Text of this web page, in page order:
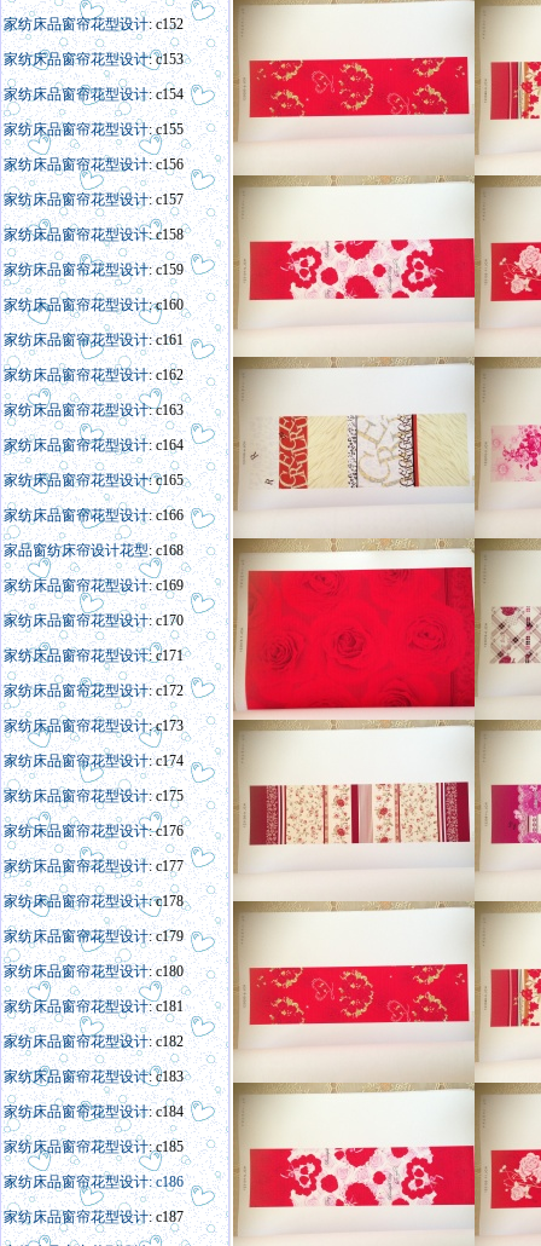
家纺床品窗帘花型设计: c152
家纺床品窗帘花型设计: c153
家纺床品窗帘花型设计: c154
家纺床品窗帘花型设计: c155
家纺床品窗帘花型设计: c156
家纺床品窗帘花型设计: c157
家纺床品窗帘花型设计: c158
家纺床品窗帘花型设计: c159
家纺床品窗帘花型设计: c160
家纺床品窗帘花型设计: c161
家纺床品窗帘花型设计: c162
家纺床品窗帘花型设计: c163
家纺床品窗帘花型设计: c164
家纺床品窗帘花型设计: c165
家纺床品窗帘花型设计: c166
家品窗纺床帘设计花型: c168
家纺床品窗帘花型设计: c169
家纺床品窗帘花型设计: c170
家纺床品窗帘花型设计: c171
家纺床品窗帘花型设计: c172
家纺床品窗帘花型设计: c173
家纺床品窗帘花型设计: c174
家纺床品窗帘花型设计: c175
家纺床品窗帘花型设计: c176
家纺床品窗帘花型设计: c177
家纺床品窗帘花型设计: c178
家纺床品窗帘花型设计: c179
家纺床品窗帘花型设计: c180
家纺床品窗帘花型设计: c181
家纺床品窗帘花型设计: c182
家纺床品窗帘花型设计: c183
家纺床品窗帘花型设计: c184
家纺床品窗帘花型设计: c185
家纺床品窗帘花型设计: c186
家纺床品窗帘花型设计: c187